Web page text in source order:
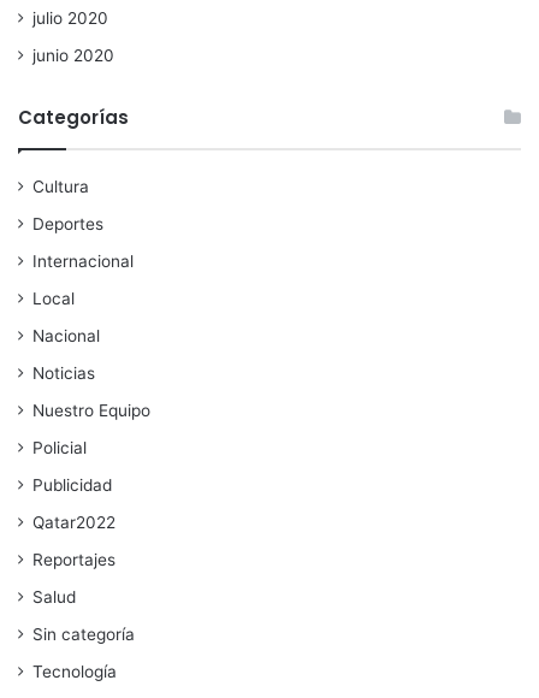
julio 2020
junio 2020
Categorías
Cultura
Deportes
Internacional
Local
Nacional
Noticias
Nuestro Equipo
Policial
Publicidad
Qatar2022
Reportajes
Salud
Sin categoría
Tecnología